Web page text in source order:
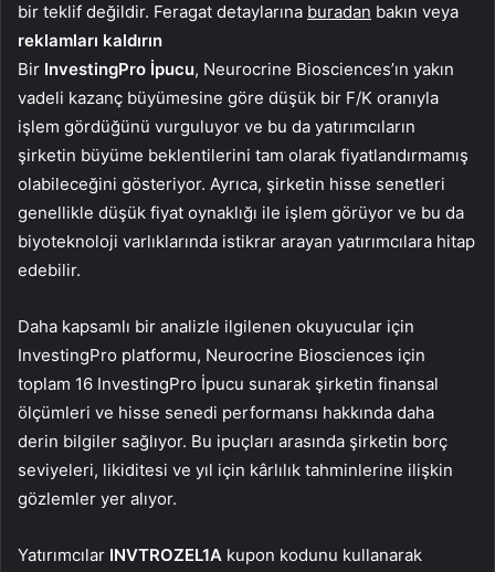
bir teklif değildir. Feragat detaylarına buradan bakın veya
reklamları kaldırın
Bir InvestingPro İpucu, Neurocrine Biosciences’ın yakın
vadeli kazanç büyümesine göre düşük bir F/K oranıyla
işlem gördüğünü vurguluyor ve bu da yatırımcıların
şirketin büyüme beklentilerini tam olarak fiyatlandırmamış
olabileceğini gösteriyor. Ayrıca, şirketin hisse senetleri
genellikle düşük fiyat oynaklığı ile işlem görüyor ve bu da
biyoteknoloji varlıklarında istikrar arayan yatırımcılara hitap
edebilir.
Daha kapsamlı bir analizle ilgilenen okuyucular için
InvestingPro platformu, Neurocrine Biosciences için
toplam 16 InvestingPro İpucu sunarak şirketin finansal
ölçümleri ve hisse senedi performansı hakkında daha
derin bilgiler sağlıyor. Bu ipuçları arasında şirketin borç
seviyeleri, likiditesi ve yıl için kârlılık tahminlerine ilişkin
gözlemler yer alıyor.
Yatırımcılar INVTROZEL1A kupon kodunu kullanarak